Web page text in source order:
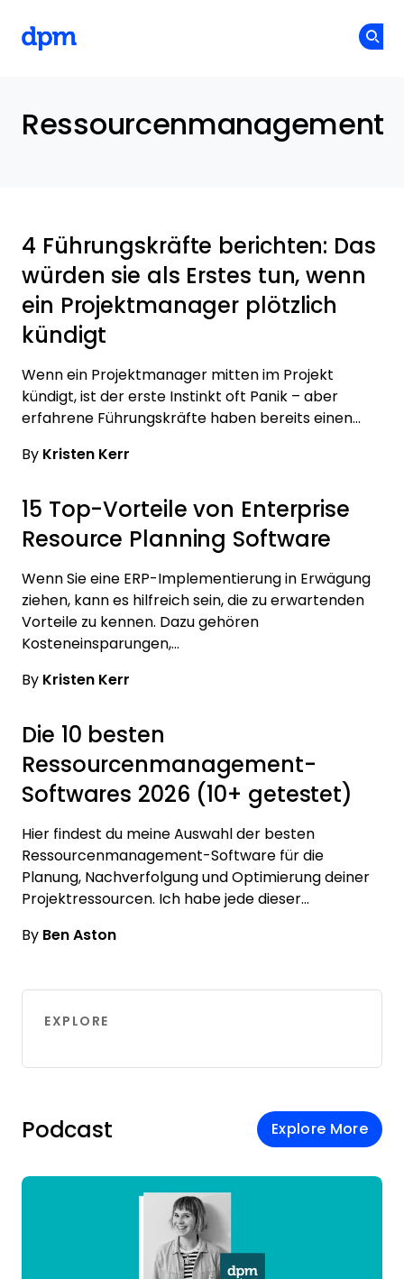
Ressourcenmanagement
4 Führungskräfte berichten: Das
würden sie als Erstes tun, wenn
ein Projektmanager plötzlich
kündigt
Wenn ein Projektmanager mitten im Projekt
kündigt, ist der erste Instinkt oft Panik – aber
erfahrene Führungskräfte haben bereits einen…
By Kristen Kerr
15 Top-Vorteile von Enterprise
Resource Planning Software
Wenn Sie eine ERP-Implementierung in Erwägung
ziehen, kann es hilfreich sein, die zu erwartenden
Vorteile zu kennen. Dazu gehören
Kosteneinsparungen,…
By Kristen Kerr
Die 10 besten
Ressourcenmanagement-
Softwares 2026 (10+ getestet)
Hier findest du meine Auswahl der besten
Ressourcenmanagement-Software für die
Planung, Nachverfolgung und Optimierung deiner
Projektressourcen. Ich habe jede dieser…
By Ben Aston
EXPLORE
Podcast Explore More